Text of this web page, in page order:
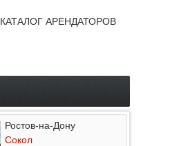
КАТАЛОГ АРЕНДАТОРОВ
Ростов-на-Дону
Сокол